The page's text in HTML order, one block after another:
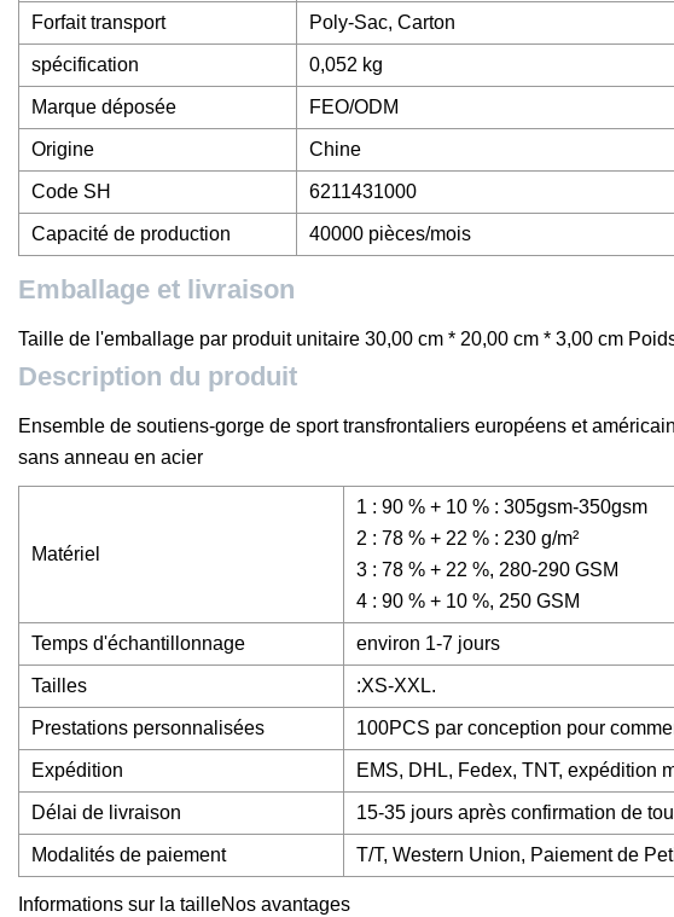
Forfait transport Poly-Sac, Carton
spécification 0,052 kg
Marque déposée FEO/ODM
Origine Chine
Code SH 6211431000
Capacité de production 40000 pièces/mois
Emballage et livraison
Taille de l'emballage par produit unitaire 30,00 cm * 20,00 cm * 3,00 cm
Description du produit
Ensemble de soutiens-gorge de sport transfrontaliers européens et
sans anneau en acier
Matériel
1 : 90 % + 10 % : 305gsm-350gsm
2 : 78 % + 22 % : 230 g/m²
3 : 78 % + 22 %, 280-290 GSM
4 : 90 % + 10 %, 250 GSM
Temps d'échantillonnage environ 1-7 jours
Tailles :XS-XXL.
Prestations personnalisées 100PCS par conception pour
Expédition EMS, DHL, Fedex, TNT, expédition
Délai de livraison 15-35 jours après confirmation de
Modalités de paiement T/T, Western Union, Paiement de
Informations sur la tailleNos avantages